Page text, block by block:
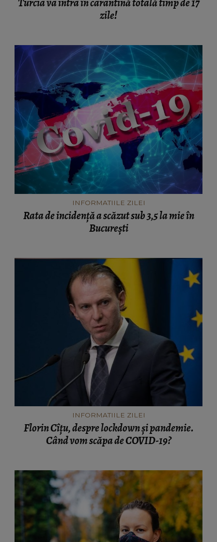
Turcia va intra în carantină totală timp de 17
zile!
INFORMATIILE ZILEI
Rata de incidență a scăzut sub 3,5 la mie în
București
INFORMATIILE ZILEI
Florin Cîțu, despre lockdown și pandemie.
Când vom scăpa de COVID-19?